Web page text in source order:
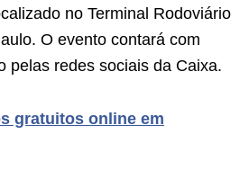
no Terminal Rodoviário
O evento contará com
pelas redes sociais da Caixa.
gratuitos online em